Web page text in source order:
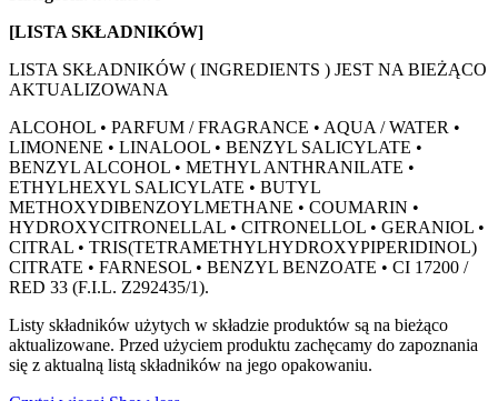
[LISTA SKŁADNIKÓW]
LISTA SKŁADNIKÓW ( INGREDIENTS ) JEST NA BIEŻĄCO
AKTUALIZOWANA
ALCOHOL • PARFUM / FRAGRANCE • AQUA / WATER •
LIMONENE • LINALOOL • BENZYL SALICYLATE •
BENZYL ALCOHOL • METHYL ANTHRANILATE •
ETHYLHEXYL SALICYLATE • BUTYL
METHOXYDIBENZOYLMETHANE • COUMARIN •
HYDROXYCITRONELLAL • CITRONELLOL • GERANIOL •
CITRAL • TRIS(TETRAMETHYLHYDROXYPIPERIDINOL)
CITRATE • FARNESOL • BENZYL BENZOATE • CI 17200 /
RED 33 (F.I.L. Z292435/1).
Listy składników użytych w składzie produktów są na bieżąco
aktualizowane. Przed użyciem produktu zachęcamy do zapoznania
się z aktualną listą składników na jego opakowaniu.